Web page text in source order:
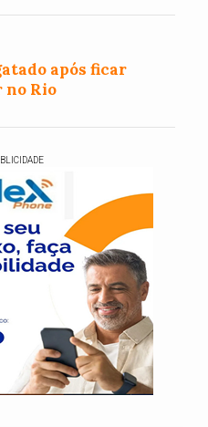
após ficar
no Rio